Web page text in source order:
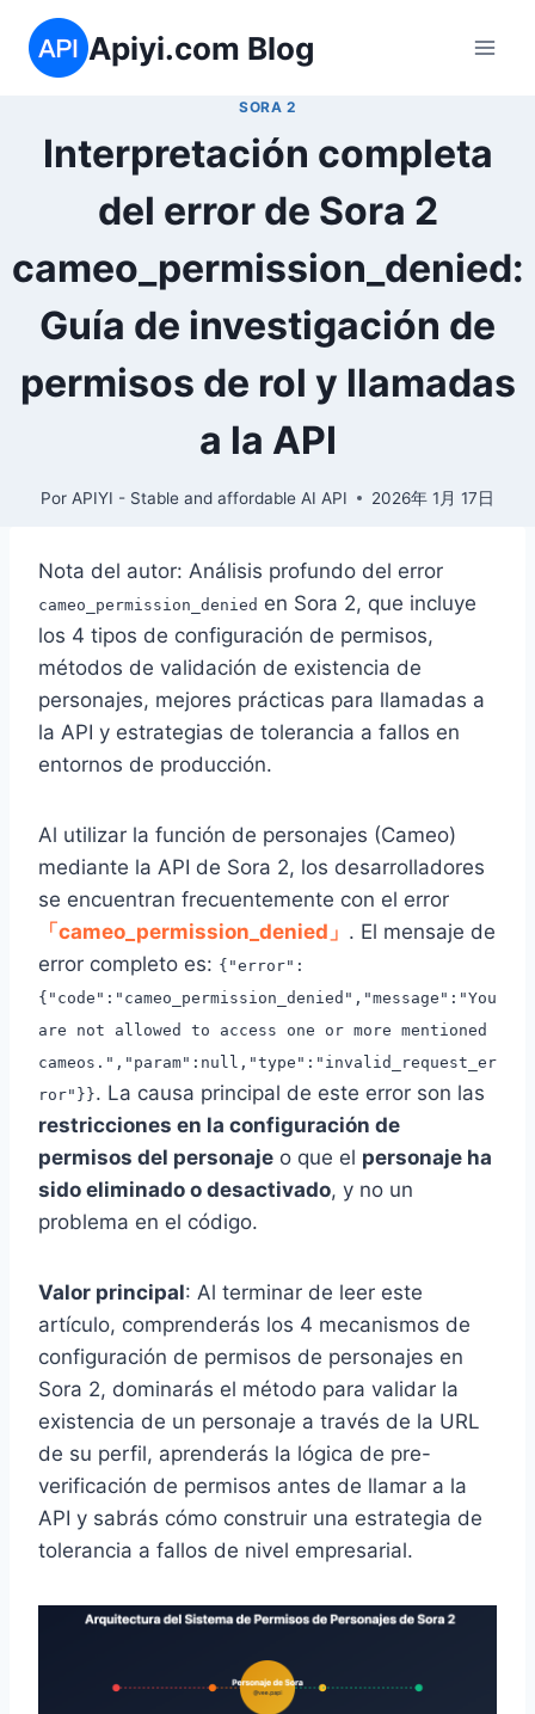
Saltar
contenido
Apiyi.com Blog
SORA 2
Interpretación completa
del error de Sora 2
cameo_permission_denied:
Guía de investigación de
permisos de rol y llamadas
a la API
Por APIYI - Stable and affordable AI API 2026年 1月 17日
Nota del autor: Análisis profundo del error
cameo_permission_denied en Sora 2, que incluye
los 4 tipos de configuración de permisos,
métodos de validación de existencia de
personajes, mejores prácticas para llamadas a
la API y estrategias de tolerancia a fallos en
entornos de producción.
Al utilizar la función de personajes (Cameo)
mediante la API de Sora 2, los desarrolladores
se encuentran frecuentemente con el error
「cameo_permission_denied」 . El mensaje de
error completo es: {"error":
{"code":"cameo_permission_denied","message":"You
are not allowed to access one or more mentioned
cameos.","param":null,"type":"invalid_request_er
ror"}}. La causa principal de este error son las
restricciones en la configuración de
permisos del personaje o que el personaje ha
sido eliminado o desactivado, y no un
problema en el código.
Valor principal: Al terminar de leer este
artículo, comprenderás los 4 mecanismos de
configuración de permisos de personajes en
Sora 2, dominarás el método para validar la
existencia de un personaje a través de la URL
de su perfil, aprenderás la lógica de pre-
verificación de permisos antes de llamar a la
API y sabrás cómo construir una estrategia de
tolerancia a fallos de nivel empresarial.